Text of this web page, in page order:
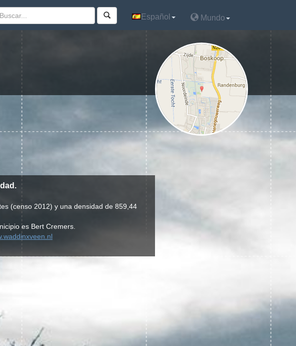
Español Mundo
(censo 2012) y una densidad de 859,44
es Bert Cremers.
Español Mundo